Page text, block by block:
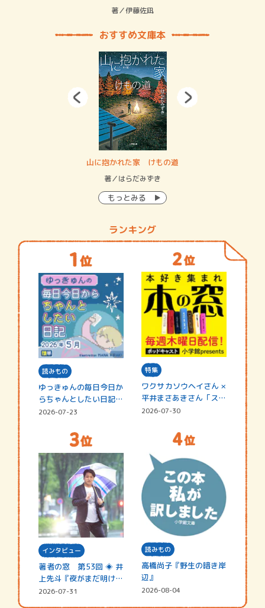
著／伊藤佐凪
おすすめ文庫本
山に抱かれた家 けもの道
著／はらだみずき
もっとみる
ランキング
読みもの
ゆっきゅんの毎日今日か
らちゃんとしたい日記
☆202…
2026-07-23
特集
ワクサカソウヘイさん ×
平井まさあきさん「スペ
シャ…
2026-07-30
インタビュー
著者の窓 第53回 ◈ 井
上先斗『夜がまだ明けな
い』
2026-07-31
読みもの
高橋尚子『野生の暗き岸
辺』
2026-08-04